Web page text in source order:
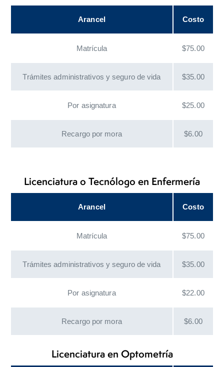
Arancel Costo
Matrícula $75.00
Trámites administrativos y seguro de vida $35.00
Por asignatura $25.00
Recargo por mora $6.00
Licenciatura o Tecnólogo en Enfermería
Arancel Costo
Matrícula $75.00
Trámites administrativos y seguro de vida $35.00
Por asignatura $22.00
Recargo por mora $6.00
Licenciatura en Optometría